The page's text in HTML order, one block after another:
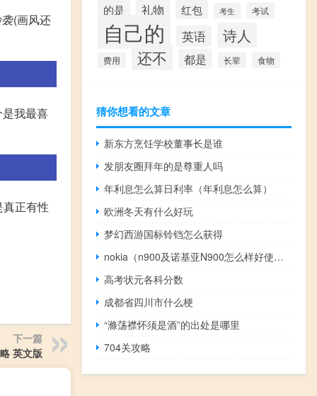
(画风还
我最喜
正有性
下一篇
英文版
的是 礼物 红包 考生 考试
自己的 英语 诗人
费用 还不 都是 长辈 食物
猜你想看的文章
新东方烹饪学校董事长是谁
发朋友圈拜年的是尊重人吗
年利息怎么算日利率（年利息怎么算）
欧洲冬天有什么好玩
梦幻西游国标铃铛怎么获得
nokia（n900及诺基亚N900怎么样好使吗）
高考状元各科分数
成都省四川市什么梗
“滌荡襟怀须是酒”的出处是哪里
704关攻略